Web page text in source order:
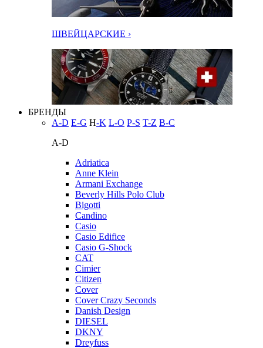
ШВЕЙЦАРСКИЕ ›
БРЕНДЫ
A-D E-G H-K L-O P-S T-Z В-С
A-D
Adriatica
Anne Klein
Armani Exchange
Beverly Hills Polo Club
Bigotti
Candino
Casio
Casio Edifice
Casio G-Shock
CAT
Cimier
Citizen
Cover
Cover Crazy Seconds
Danish Design
DIESEL
DKNY
Dreyfuss